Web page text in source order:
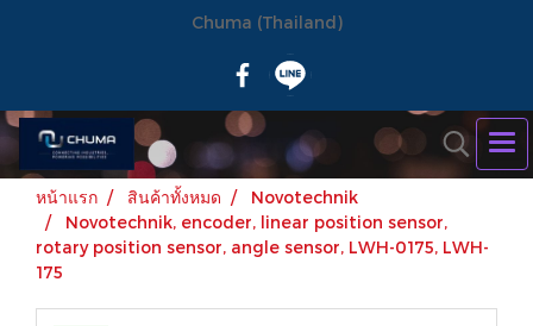
Chuma (Thailand)
หน้าแรก สินค้าทั้งหมด
Novotechnik
Novotechnik, encoder, linear position sensor,
rotary position sensor, angle sensor, LWH-0175, LWH-
175